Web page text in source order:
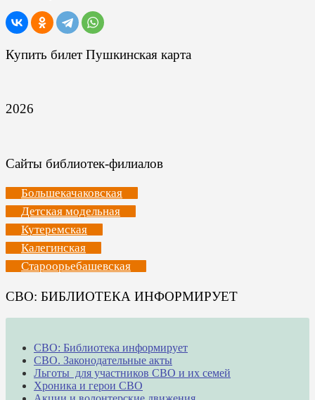
Купить билет Пушкинская карта
2026
Сайты библиотек-филиалов
Большекачаковская
Детская модельная
Кутеремская
Калегинская
Староорьебашевская
СВО: БИБЛИОТЕКА ИНФОРМИРУЕТ
СВО: Библиотека информирует
СВО. Законодательные акты
Льготы для участников СВО и их семей
Хроника и герои СВО